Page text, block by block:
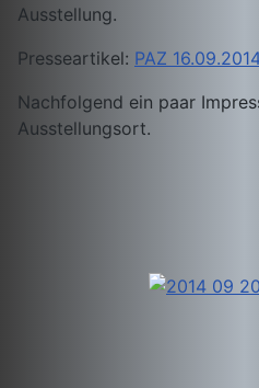
Ausstellung.
Presseartikel: PAZ
Nachfolgend ein paar
Ausstellungsort.